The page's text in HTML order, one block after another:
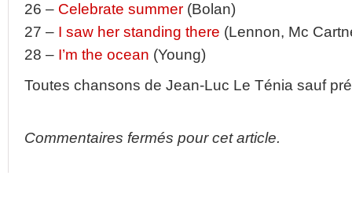
26 – Celebrate summer (Bolan)
27 – I saw her standing there (Lennon, Mc
28 – I’m the ocean (Young)
Toutes chansons de Jean-Luc Le Ténia sauf
Commentaires fermés pour cet article.